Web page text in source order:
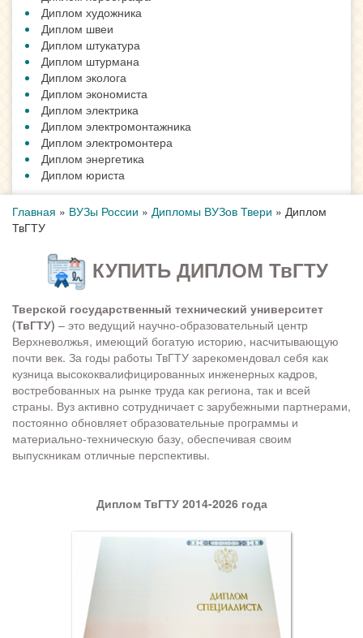
Диплом художника
Диплом швеи
Диплом штукатура
Диплом штурмана
Диплом эколога
Диплом экономиста
Диплом электрика
Диплом электромонтажника
Диплом электромонтера
Диплом энергетика
Диплом юриста
Главная » ВУЗы России » Дипломы ВУЗов Твери » Диплом
ТвГТУ
КУПИТЬ ДИПЛОМ ТвГТУ
Тверской государственный технический университет
(ТвГТУ) – это ведущий научно-образовательный центр
Верхневолжья, имеющий богатую историю, насчитывающую
почти век. За годы работы ТвГТУ зарекомендовал себя как
кузница высококвалифицированных инженерных кадров,
востребованных на рынке труда как региона, так и всей
страны. Вуз активно сотрудничает с зарубежными партнерами,
постоянно обновляет образовательные программы и
материально-техническую базу, обеспечивая своим
выпускникам отличные перспективы.
Диплом ТвГТУ 2014-2026 года